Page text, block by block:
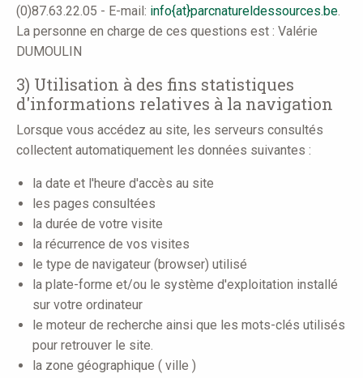
(0)87.63.22.05 - E-mail: info{at}parcnatureldessources.be.
La personne en charge de ces questions est : Valérie
DUMOULIN
3) Utilisation à des fins statistiques
d'informations relatives à la navigation
Lorsque vous accédez au site, les serveurs consultés
collectent automatiquement les données suivantes :
la date et l'heure d'accès au site
les pages consultées
la durée de votre visite
la récurrence de vos visites
le type de navigateur (browser) utilisé
la plate-forme et/ou le système d'exploitation installé
sur votre ordinateur
le moteur de recherche ainsi que les mots-clés utilisés
pour retrouver le site.
la zone géographique ( ville )